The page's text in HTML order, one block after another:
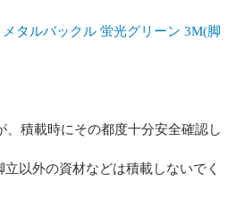
タルバックル 蛍光グリーン 3M(脚
積載時にその都度十分安全確認し
以外の資材などは積載しないでく